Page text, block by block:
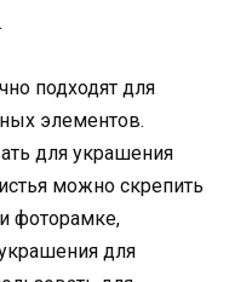
подходят для
элементов.
для украшения
можно скрепить
фоторамке,
для